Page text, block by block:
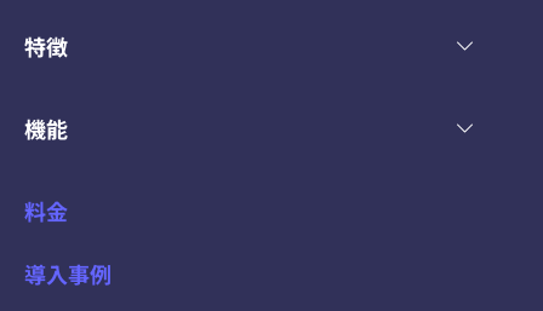
特徴
機能
料金
導入事例